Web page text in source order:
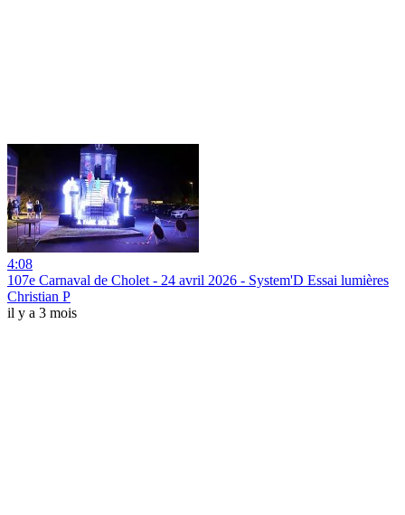
4:08
107e Carnaval de Cholet - 24 avril 2026 - System'D Essai lumières
Christian P
il y a 3 mois